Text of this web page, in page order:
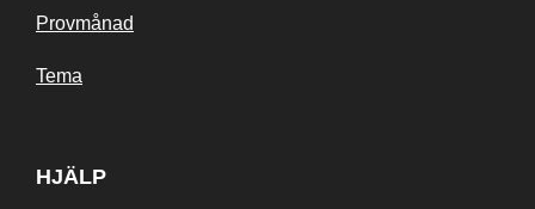
Provmånad
Tema
HJÄLP